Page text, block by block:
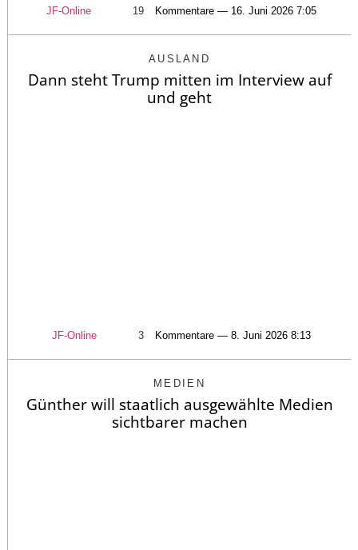
JF-Online 19 Kommentare — 16. Juni 2026 7:05
AUSLAND
Dann steht Trump mitten im Interview auf
und geht
JF-Online 3 Kommentare — 8. Juni 2026 8:13
MEDIEN
Günther will staatlich ausgewählte Medien
sichtbarer machen